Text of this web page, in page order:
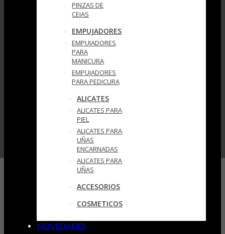
PINZAS DE
CEJAS
EMPUJADORES
EMPUJADORES
PARA
MANICURA
EMPUJADORES
PARA PEDICURA
ALICATES
ALICATES PARA
PIEL
ALICATES PARA
UÑAS
ENCARNADAS
ALICATES PARA
UÑAS
ACCESORIOS
COSMETICOS
NOVEDADES